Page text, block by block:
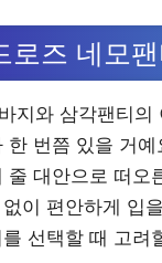
즈 네모
지와 삼각팬티
번쯤 있을 거
대안으로 떠오
이 편안하게 입
선택할 때 고